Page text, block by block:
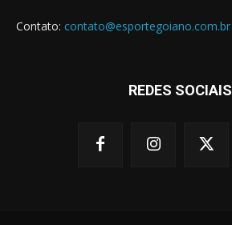
Contato: contato@esportegoiano.com.br
REDES SOCIAIS